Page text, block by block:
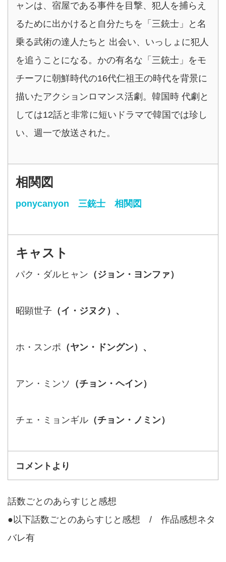
ャンは、宿屋である事件を目撃、犯人を捕らえ
るために出かけると自分たちを「三銃士」と名
乗る武術の達人たちと 出会い、いっしょに犯人
を追うことになる。かの有名な「三銃士」をモ
チーフに朝鮮時代の16代仁祖王の時代を背景に
描いたアクションロマンス活劇。韓国時 代劇と
しては12話と非常に短いドラマで韓国では珍し
い、週一で放送された。
相関図
ponycanyon 三銃士 相関図
キャスト
パク・ダルヒャン （ジョン・ヨンファ）
昭顕世子 （イ・ジヌク）、
ホ・スンポ （ヤン・ドングン）、
アン・ミンソ （チョン・ヘイン）
チェ・ミョンギル （チョン・ノミン）
コメントより
話数ごとのあらすじと感想
●以下話数ごとのあらすじと感想 / 作品感想ネタ
バレ有